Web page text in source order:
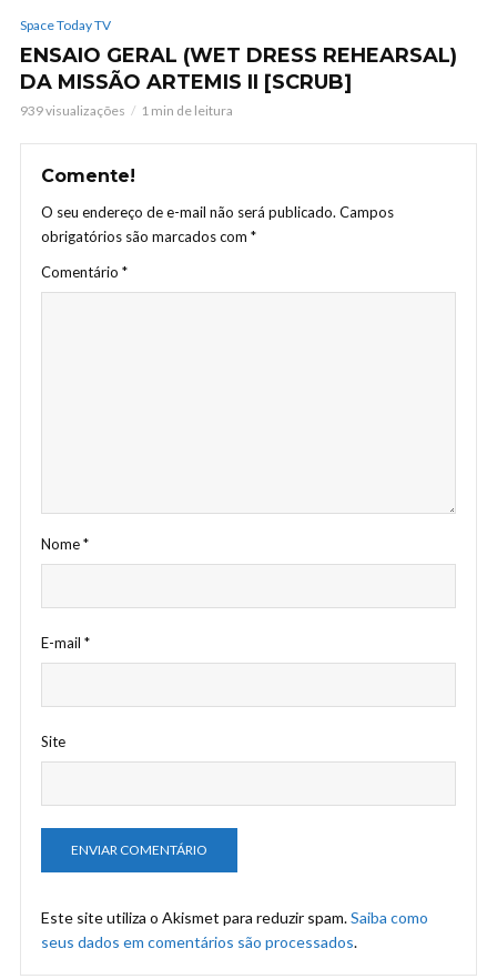
Space Today TV
ENSAIO GERAL (WET DRESS REHEARSAL)
DA MISSÃO ARTEMIS II [SCRUB]
939 visualizações 1 min de leitura
Comente!
O seu endereço de e-mail não será publicado. Campos
obrigatórios são marcados com *
Comentário *
Nome*
E-mail *
Site
Este site utiliza o Akismet para reduzir spam.Saiba como
seus dados em comentários são processados.